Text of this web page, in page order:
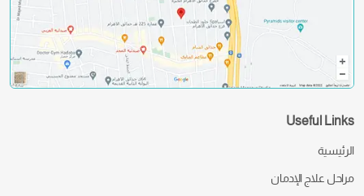
Useful Links
الرئيسية
مراحل علاج الإدمان